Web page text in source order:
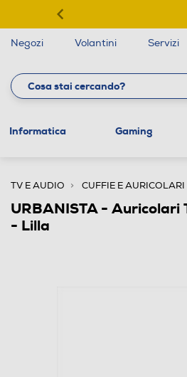
Negozi Volantini Servizi
Informatica Gaming
TV E AUDIO CUFFIE E AURICOLARI
URBANISTA - Auricolari
- Lilla